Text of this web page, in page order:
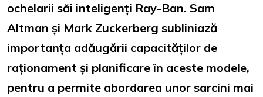
ochelarii săi inteligenți Ray-Ban. Sam
Altman și Mark Zuckerberg subliniază
importanța adăugării capacităților de
raționament și planificare în aceste modele,
pentru a permite abordarea unor sarcini mai